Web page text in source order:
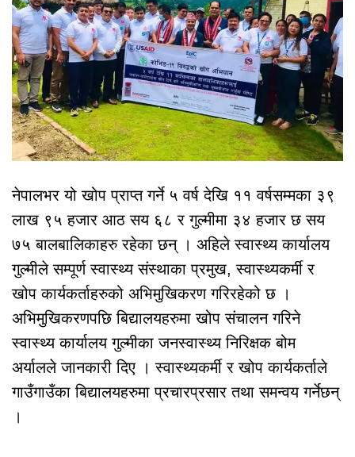
नेपालभर यो खोप प्राप्त गर्ने ५ वर्ष देखि ११ वर्षसम्मका ३९
लाख ९५ हजार आठ सय ६८ र गुल्मीमा ३४ हजार छ सय
७५ बालबालिकाहरु रहेका छन् । अहिले स्वास्थ्य कार्यालय
गुल्मीले सम्पूर्ण स्वास्थ्य संस्थाका प्रमुख, स्वास्थ्यकर्मी र
खोप कार्यकर्ताहरुको अभिमुखिकरण गरिरहेको छ ।
अभिमुखिकरणपछि बिद्यालयहरुमा खोप संचालन गरिने
स्वास्थ्य कार्यालय गुल्मीका जनस्वास्थ्य निरिक्षक बोम
अर्यालले जानकारी दिए । स्वास्थ्यकर्मी र खोप कार्यकर्ताले
गाउँगाउँका बिद्यालयहरुमा प्रचारप्रसार तथा समन्वय गर्नेछन्
।